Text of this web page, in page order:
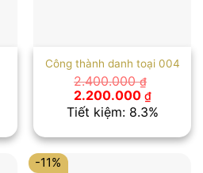
₫.
Công thành danh toại 004
2.400.000₫
Giá
gốc
là:
2.200.000 ₫Giá
hiện
tại
Tiết kiệm: 8.3%
-11%